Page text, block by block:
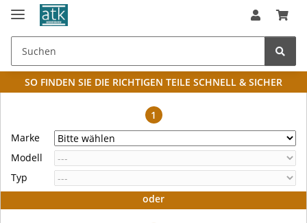
SO FINDEN SIE DIE RICHTIGEN TEILE SCHNELL & SICHER
1
Marke
Modell
Typ
oder